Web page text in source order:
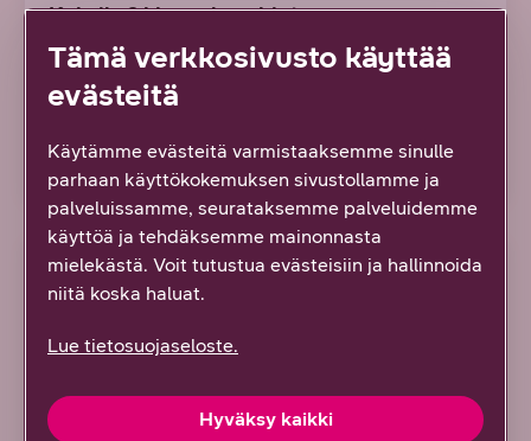
Kokeile 3 kk puoleen hintaan
4,45 €/kk
Jatkossa 8,90 €/kk. Ei määräaikaa
Tilaa tästä
SUOSITTELEMME
Tämä verkkosivusto käyttää
evästeitä
Käytämme evästeitä varmistaaksemme sinulle
parhaan käyttökokemuksen sivustollamme ja
palveluissamme, seurataksemme palveluidemme
käyttöä ja tehdäksemme mainonnasta
mielekästä. Voit tutustua evästeisiin ja hallinnoida
niitä koska haluat.
Lue tietosuojaseloste.
Hyväksy kaikki